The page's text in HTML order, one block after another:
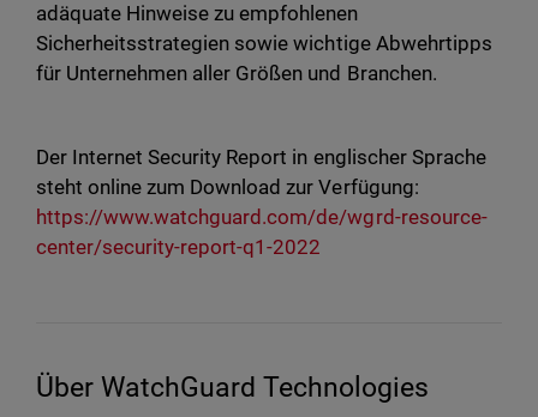
adäquate Hinweise zu empfohlenen
Sicherheitsstrategien sowie wichtige Abwehrtipps
für Unternehmen aller Größen und Branchen.
Der Internet Security Report in englischer Sprache
steht online zum Download zur Verfügung:
https://www.watchguard.com/de/wgrd-resource-
center/security-report-q1-2022
Über WatchGuard Technologies